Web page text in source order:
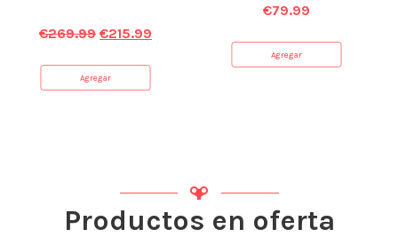
€269.99 €215.99
Agregar
€79.99
Agregar
Productos en oferta